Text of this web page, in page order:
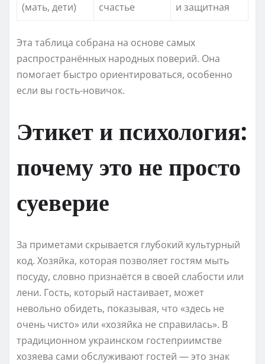
(мать, дети)
счастье
и защитная
Эта таблица собрана на основе самых
распространённых народных поверий. Она
помогает быстро ориентироваться, особенно
если вы гость-новичок.
Этикет и психология:
почему это не просто
суеверие
За приметами скрывается глубокий культурный
код. Хозяйка, которая позволяет гостям мыть
посуду, словно признаётся в своей слабости или
лени. Гость, который настаивает, может
невольно обидеть, показывая, что «здесь не
очень чисто» или «хозяйка не справилась». В
традиционном украинском гостеприимстве
хозяева сами обслуживают гостей — это знак